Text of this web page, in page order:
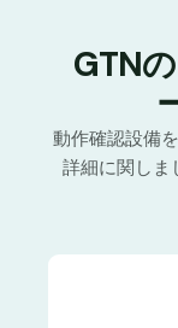
GTN
動作確認設備
詳細に関しま